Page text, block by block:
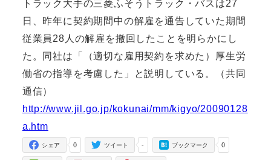
トラック大手の三菱ふそうトラック・バスは27
日、昨年に契約期間中の解雇を通告していた期間
従業員28人の解雇を撤回したことを明らかにし
た。同社は「（適切な雇用契約を求めた）厚生労
働省の指導を考慮した」と説明している。（共同
通信）
http://www.jil.go.jp/kokunai/mm/kigyo/20090128
a.htm
0
シェア -
ツイート 0
ブックマーク